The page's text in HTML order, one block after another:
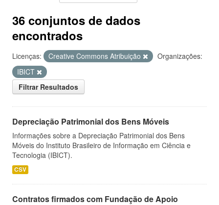
36 conjuntos de dados
encontrados
Licenças: Creative Commons Atribuição
Organizações:
IBICT
Filtrar Resultados
Depreciação Patrimonial dos Bens Móveis
Informações sobre a Depreciação Patrimonial dos Bens
Móveis do Instituto Brasileiro de Informação em Ciência e
Tecnologia (IBICT).
CSV
Contratos firmados com Fundação de Apoio